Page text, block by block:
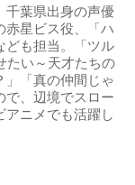
千葉県出身の声優
赤星ビス役、「ハ
ども担当。「ツル
たい～天才たちの
」「真の仲間じゃ
で、辺境でスロー
アニメでも活躍し